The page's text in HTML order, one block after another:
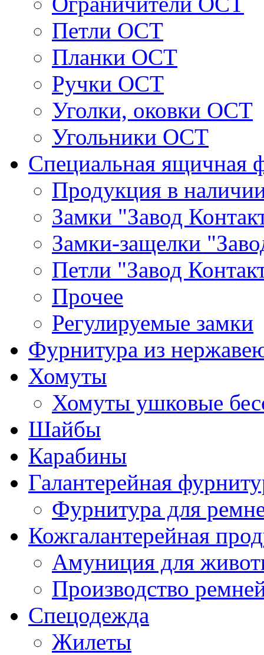
Петли ОСТ
Планки ОСТ
Ручки ОСТ
Уголки, оковки ОСТ
Угольники ОСТ
Специальная ящичная
Продукция в
Замки "Завод
Замки-защелки
Петли "Завод
Прочее
Регулируемые замки
Фурнитура из
Хомуты
Хомуты ушковые
Шайбы
Карабины
Галантерейная
Фурнитура для
Кожгалантерейная
Амуниция для
Производство
Спецодежда
Жилеты